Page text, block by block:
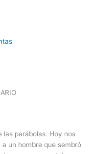
las parábolas. Hoy nos
un hombre que sembró